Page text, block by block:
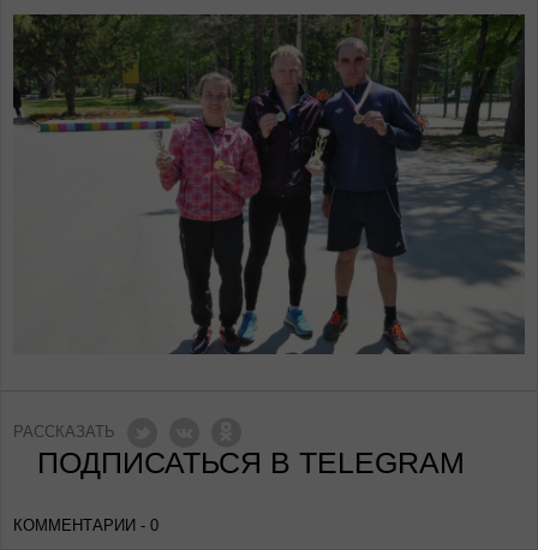
РАССКАЗАТЬ
ПОДПИСАТЬСЯ В TELEGRAM
КОММЕНТАРИИ - 0